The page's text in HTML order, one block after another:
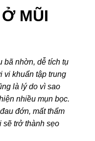
MŨI
bã nhờn, dễ tích tụ
vi khuẩn tập trung
là lý do vì sao
nhiều mụn bọc.
đớn, mất thẩm
sẽ trở thành sẹo